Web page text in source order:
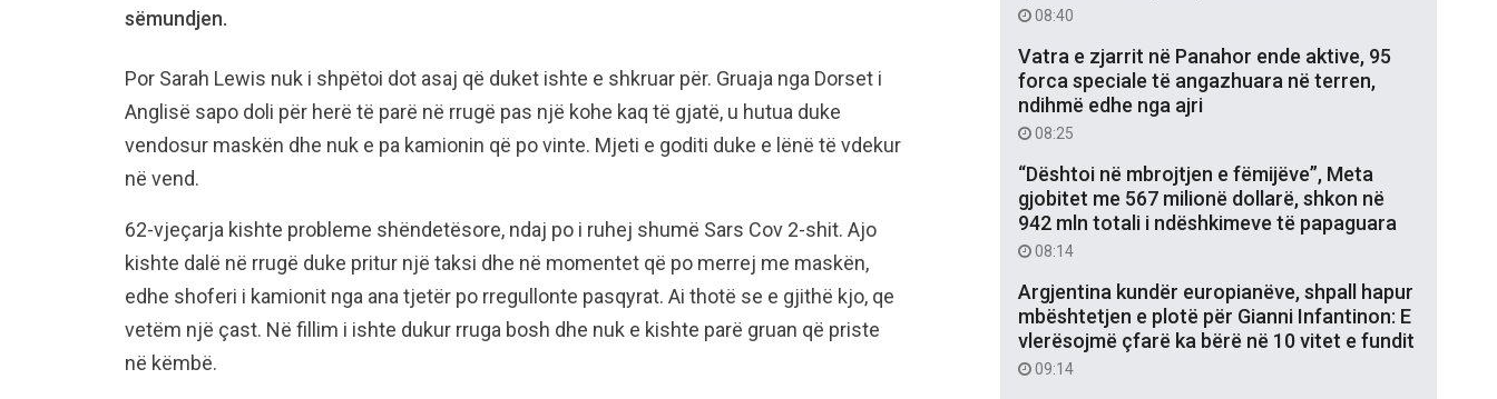
sëmundjen.
Por Sarah Lewis nuk i shpëtoi dot asaj që duket ishte e shkruar për. Gruaja nga Dorset i
Anglisë sapo doli për herë të parë në rrugë pas një kohe kaq të gjatë, u hutua duke
vendosur maskën dhe nuk e pa kamionin që po vinte. Mjeti e goditi duke e lënë të vdekur
në vend.
62-vjeçarja kishte probleme shëndetësore, ndaj po i ruhej shumë Sars Cov 2-shit. Ajo
kishte dalë në rrugë duke pritur një taksi dhe në momentet që po merrej me maskën,
edhe shoferi i kamionit nga ana tjetër po rregullonte pasqyrat. Ai thotë se e gjithë kjo, qe
vetëm një çast. Në fillim i ishte dukur rruga bosh dhe nuk e kishte parë gruan që priste
në këmbë.
08:40
Vatra e zjarrit në Panahor ende aktive, 95
forca speciale të angazhuara në terren,
ndihmë edhe nga ajri
08:25
“Dështoi në mbrojtjen e fëmijëve”, Meta
gjobitet me 567 milionë dollarë, shkon në
942 mln totali i ndëshkimeve të papaguara
08:14
Argjentina kundër europianëve, shpall hapur
mbështetjen e plotë për Gianni Infantinon: E
vlerësojmë çfarë ka bërë në 10 vitet e fundit
09:14